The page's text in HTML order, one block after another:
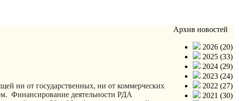
ни от государственных, ни от коммерческих
Финансирование деятельности РДА
Архив новостей
2026 (20)
2025 (33)
2024 (29)
2023 (24)
2022 (27)
2021 (30)